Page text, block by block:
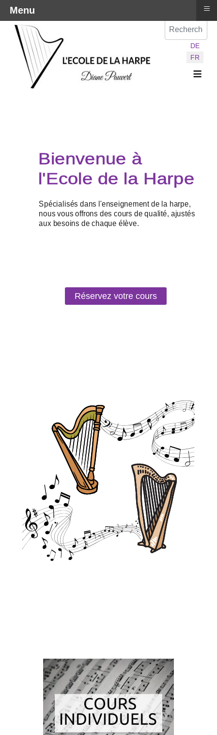
Sélectionnez
DE
FR
≡
Réservez votre cours
Menu ≡